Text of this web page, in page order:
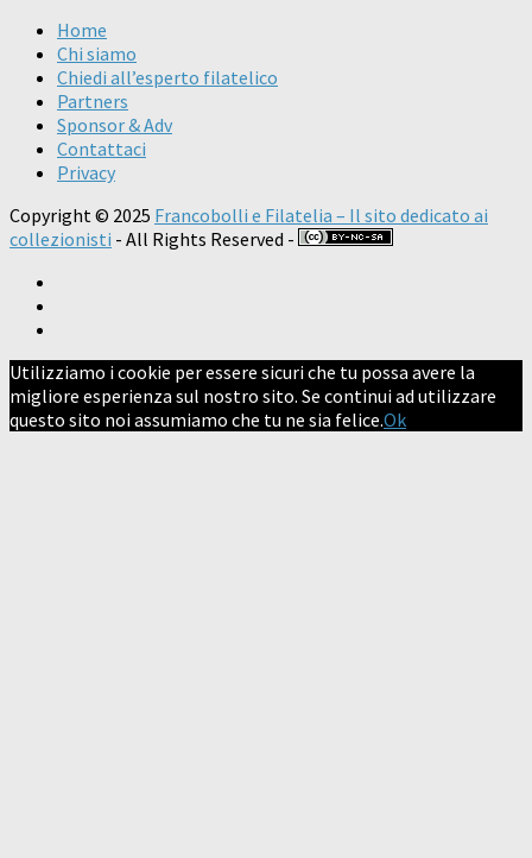
Home
Chi siamo
Chiedi all’esperto filatelico
Partners
Sponsor & Adv
Contattaci
Privacy
Copyright © 2025 Francobolli e Filatelia – Il sito dedicato ai
collezionisti - All Rights Reserved -
Utilizziamo i cookie per essere sicuri che tu possa avere la
migliore esperienza sul nostro sito. Se continui ad utilizzare
questo sito noi assumiamo che tu ne sia felice.Ok